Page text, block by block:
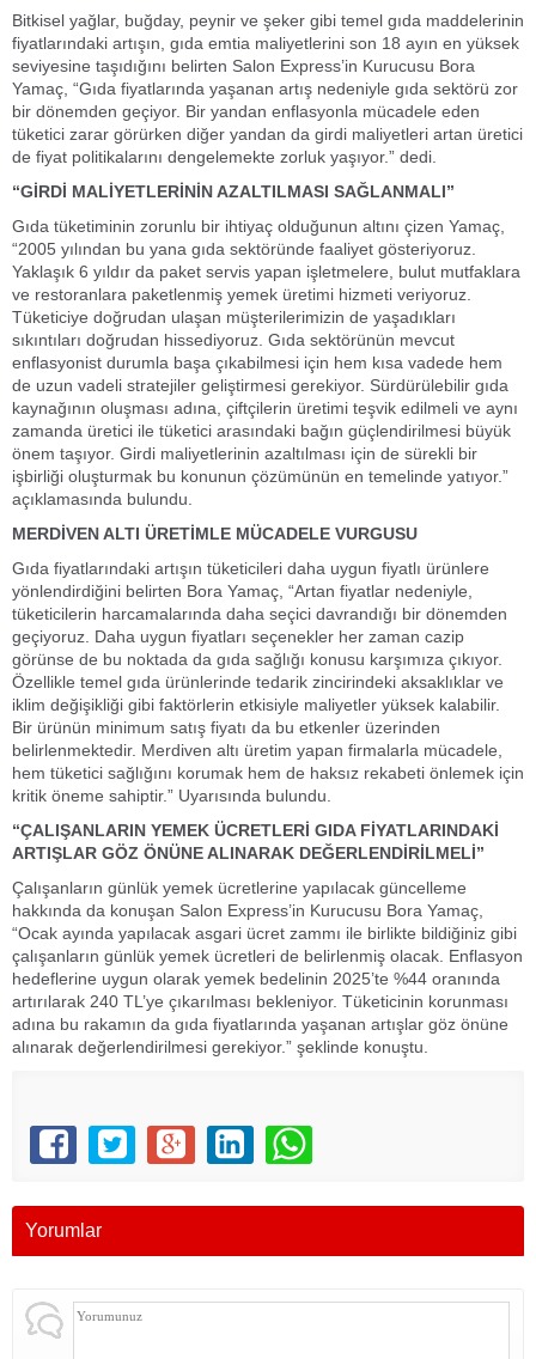
Bitkisel yağlar, buğday, peynir ve şeker gibi temel gıda maddelerinin
fiyatlarındaki artışın, gıda emtia maliyetlerini son 18 ayın en yüksek
seviyesine taşıdığını belirten Salon Express’in Kurucusu Bora
Yamaç, “Gıda fiyatlarında yaşanan artış nedeniyle gıda sektörü zor
bir dönemden geçiyor. Bir yandan enflasyonla mücadele eden
tüketici zarar görürken diğer yandan da girdi maliyetleri artan üretici
de fiyat politikalarını dengelemekte zorluk yaşıyor.” dedi.
“GİRDİ MALİYETLERİNİN AZALTILMASI SAĞLANMALI”
Gıda tüketiminin zorunlu bir ihtiyaç olduğunun altını çizen Yamaç,
“2005 yılından bu yana gıda sektöründe faaliyet gösteriyoruz.
Yaklaşık 6 yıldır da paket servis yapan işletmelere, bulut mutfaklara
ve restoranlara paketlenmiş yemek üretimi hizmeti veriyoruz.
Tüketiciye doğrudan ulaşan müşterilerimizin de yaşadıkları
sıkıntıları doğrudan hissediyoruz. Gıda sektörünün mevcut
enflasyonist durumla başa çıkabilmesi için hem kısa vadede hem
de uzun vadeli stratejiler geliştirmesi gerekiyor. Sürdürülebilir gıda
kaynağının oluşması adına, çiftçilerin üretimi teşvik edilmeli ve aynı
zamanda üretici ile tüketici arasındaki bağın güçlendirilmesi büyük
önem taşıyor. Girdi maliyetlerinin azaltılması için de sürekli bir
işbirliği oluşturmak bu konunun çözümünün en temelinde yatıyor.”
açıklamasında bulundu.
MERDİVEN ALTI ÜRETİMLE MÜCADELE VURGUSU
Gıda fiyatlarındaki artışın tüketicileri daha uygun fiyatlı ürünlere
yönlendirdiğini belirten Bora Yamaç, “Artan fiyatlar nedeniyle,
tüketicilerin harcamalarında daha seçici davrandığı bir dönemden
geçiyoruz. Daha uygun fiyatları seçenekler her zaman cazip
görünse de bu noktada da gıda sağlığı konusu karşımıza çıkıyor.
Özellikle temel gıda ürünlerinde tedarik zincirindeki aksaklıklar ve
iklim değişikliği gibi faktörlerin etkisiyle maliyetler yüksek kalabilir.
Bir ürünün minimum satış fiyatı da bu etkenler üzerinden
belirlenmektedir. Merdiven altı üretim yapan firmalarla mücadele,
hem tüketici sağlığını korumak hem de haksız rekabeti önlemek için
kritik öneme sahiptir.” Uyarısında bulundu.
“ÇALIŞANLARIN YEMEK ÜCRETLERİ GIDA FİYATLARINDAKİ
ARTIŞLAR GÖZ ÖNÜNE ALINARAK DEĞERLENDİRİLMELİ”
Çalışanların günlük yemek ücretlerine yapılacak güncelleme
hakkında da konuşan Salon Express’in Kurucusu Bora Yamaç,
“Ocak ayında yapılacak asgari ücret zammı ile birlikte bildiğiniz gibi
çalışanların günlük yemek ücretleri de belirlenmiş olacak. Enflasyon
hedeflerine uygun olarak yemek bedelinin 2025’te %44 oranında
artırılarak 240 TL’ye çıkarılması bekleniyor. Tüketicinin korunması
adına bu rakamın da gıda fiyatlarında yaşanan artışlar göz önüne
alınarak değerlendirilmesi gerekiyor.” şeklinde konuştu.
Yorumlar